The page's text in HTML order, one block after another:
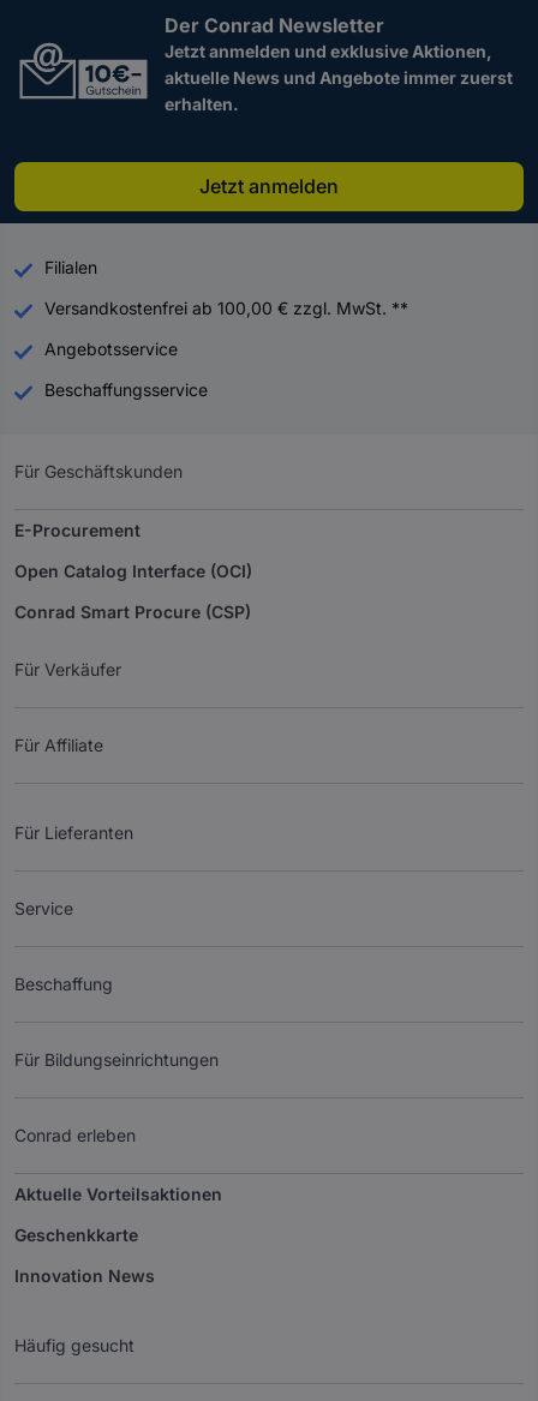
Der Conrad Newsletter
Jetzt anmelden und exklusive Aktionen,
aktuelle News und Angebote immer zuerst
erhalten.
Jetzt anmelden
Filialen
Versandkostenfrei ab 100,00 € zzgl. MwSt. **
Angebotsservice
Beschaffungsservice
Für Geschäftskunden
E-Procurement
Open Catalog Interface (OCI)
Conrad Smart Procure (CSP)
Für Verkäufer
Für Affiliate
Für Lieferanten
Service
Beschaffung
Für Bildungseinrichtungen
Conrad erleben
Aktuelle Vorteilsaktionen
Geschenkkarte
Innovation News
Häufig gesucht